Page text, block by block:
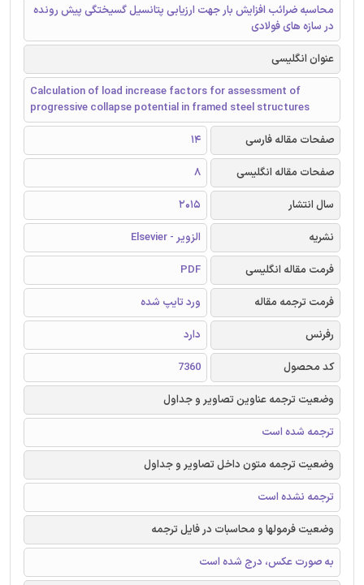
محاسبه ضرائب افزایش بار جهت ارزیابی پتانسیل گسیختگی پیش رونده
در سازه های فولادی
عنوان انگلیسی
Calculation of load increase factors for assessment of
progressive collapse potential in framed steel structures
صفحات مقاله فارسی
14
صفحات مقاله انگلیسی
8
سال انتشار
2015
نشریه
الزویر - Elsevier
فرمت مقاله انگلیسی
PDF
فرمت ترجمه مقاله
ورد تایپ شده
رفرنس
دارد
کد محصول
7360
وضعیت ترجمه عناوین تصاویر و جداول
ترجمه شده است
وضعیت ترجمه متون داخل تصاویر و جداول
ترجمه نشده است
وضعیت فرمولها و محاسبات در فایل ترجمه
به صورت عکس، درج شده است